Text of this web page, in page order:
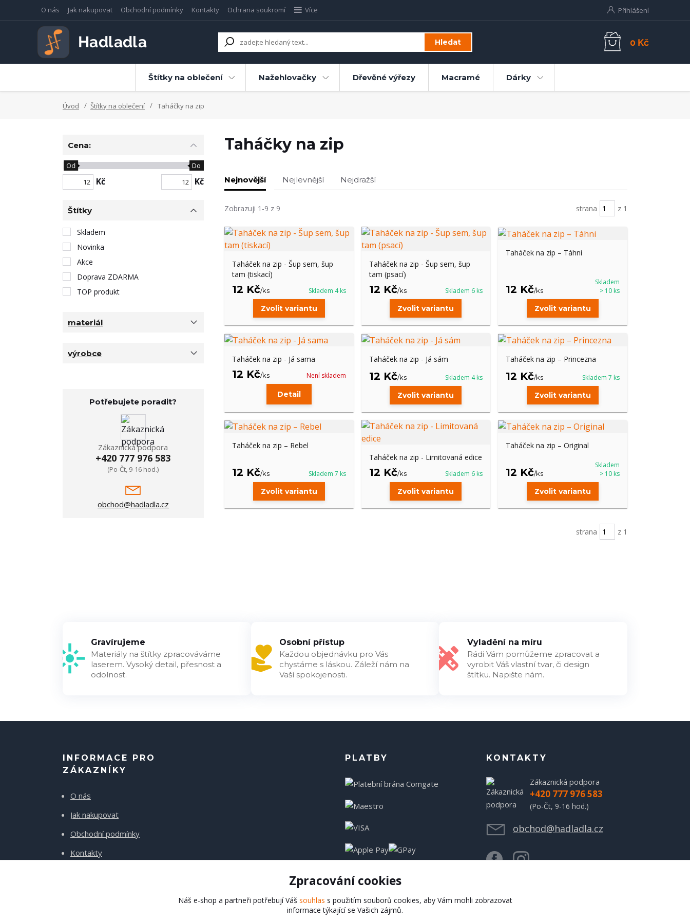
O nás Jak nakupovat Obchodní podmínky Kontakty Ochrana soukromí Více Přihlášení
Hledat 0 Kč
Štítky na oblečení Nažehlovačky Dřevěné výřezy Macramé Dárky
Úvod Štítky na oblečení Taháčky na zip
Taháčky na zip
Nejnovější Nejlevnější Nejdražší
Zobrazuji 1-9 z 9 strana z 1
Taháček na zip - Šup sem, šup
tam (tiskací)
12 Kč/ks Skladem 4 ks
Zvolit variantu
Taháček na zip - Šup sem, šup
tam (psací)
12 Kč/ks Skladem 6 ks
Zvolit variantu
Taháček na zip – Táhni
12 Kč/ks
Skladem
> 10 ks
Zvolit variantu
Taháček na zip - Já sama
12 Kč/ks Není skladem
Detail
Taháček na zip - Já sám
12 Kč/ks Skladem 4 ks
Zvolit variantu
Taháček na zip – Princezna
12 Kč/ks Skladem 7 ks
Zvolit variantu
Taháček na zip – Rebel
12 Kč/ks Skladem 7 ks
Zvolit variantu
Taháček na zip - Limitovaná edice
12 Kč/ks Skladem 6 ks
Zvolit variantu
Taháček na zip – Original
12 Kč/ks
Skladem
> 10 ks
Zvolit variantu
strana z 1
Cena:
Kč
Od Do
Kč
Štítky
Skladem
Novinka
Akce
Doprava ZDARMA
TOP produkt
materiál
výrobce
Potřebujete poradit?
Zákaznická podpora
+420 777 976 583
(Po-Čt, 9-16 hod.)
obchod@hadladla.cz
Gravírujeme
Materiály na štítky zpracováváme
laserem. Vysoký detail, přesnost a
odolnost.
Osobní přístup
Každou objednávku pro Vás
chystáme s láskou. Záleží nám na
Vaší spokojenosti.
Vyladění na míru
Rádi Vám pomůžeme zpracovat a
vyrobit Váš vlastní tvar, či design
štítku. Napište nám.
INFORMACE PRO
ZÁKAZNÍKY
O nás
Jak nakupovat
Obchodní podmínky
Kontakty
PLATBY KONTAKTY
Zákaznická podpora
+420 777 976 583
(Po-Čt, 9-16 hod.)
obchod@hadladla.cz
Zpracování cookies
Náš e-shop a partneři potřebují Váš souhlas s použitím souborů cookies, aby Vám mohli zobrazovat
informace týkající se Vašich zájmů.